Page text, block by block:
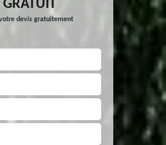
GRATUIT
devis gratuitement